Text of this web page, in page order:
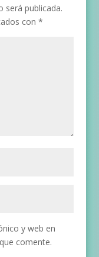
será publicada.
con *
y web en
comente.